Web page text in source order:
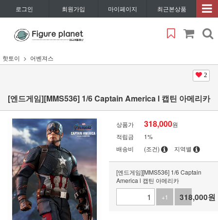
로그인 회원가입 마이페이지 최근본상품
핫토이 어벤져스
2
[엔드게임][MMS536] 1/6 Captain America l 캡틴 아메리카
상품가 318,000원
적립금
1%
배송비
(조건) 지역별
[엔드게임][MMS536] 1/6 Captain
America l 캡틴 아메리카
+1
-1
318,000원